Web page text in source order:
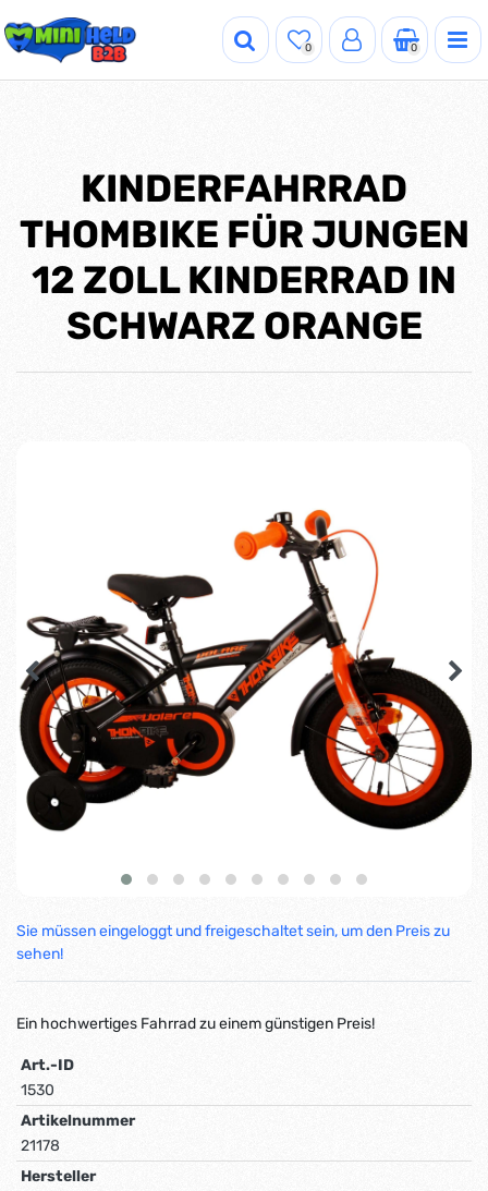
0 0
KINDERFAHRRAD
THOMBIKE FÜR JUNGEN
12 ZOLL KINDERRAD IN
SCHWARZ ORANGE
Sie müssen eingeloggt und freigeschaltet sein, um den Preis zu
sehen!
Ein hochwertiges Fahrrad zu einem günstigen Preis!
Art.-ID
1530
Artikelnummer
21178
Hersteller